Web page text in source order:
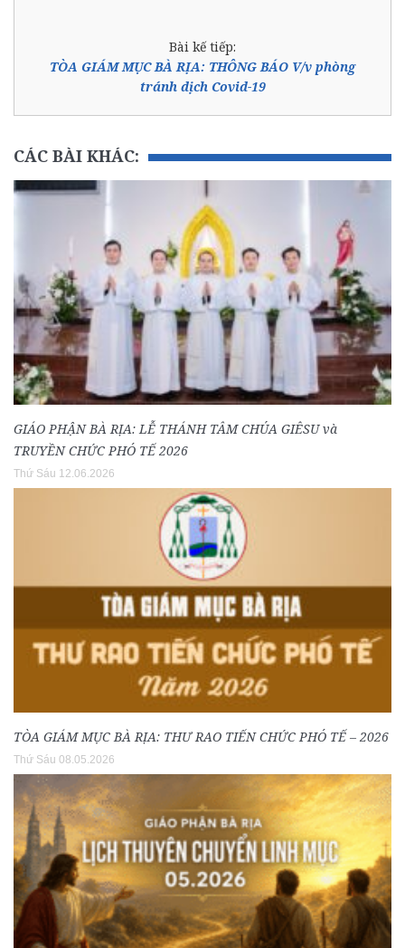
Bài kế tiếp:
TÒA GIÁM MỤC BÀ RỊA: THÔNG BÁO V/v phòng
tránh dịch Covid-19
CÁC BÀI KHÁC:
GIÁO PHẬN BÀ RỊA: LỄ THÁNH TÂM CHÚA GIÊSU và
TRUYỀN CHỨC PHÓ TẾ 2026
Thứ Sáu 12.06.2026
TÒA GIÁM MỤC BÀ RỊA: THƯ RAO TIẾN CHỨC PHÓ TẾ – 2026
Thứ Sáu 08.05.2026